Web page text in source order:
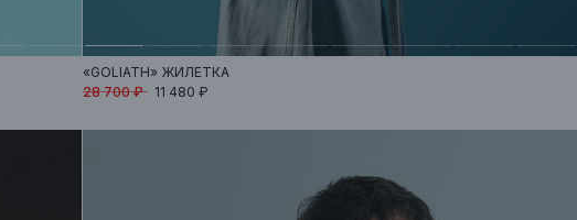
«GOLIATH» ЖИЛЕТКА
28 700 ₽ 11 480 ₽